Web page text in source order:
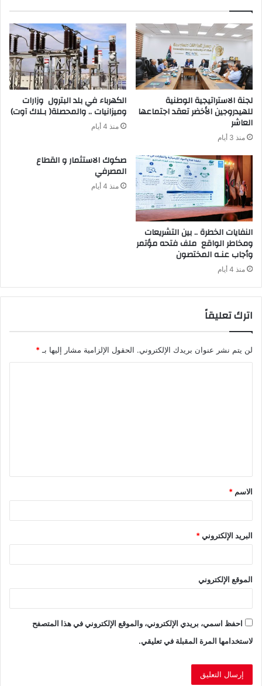
لجنة الاستراتيجية الوطنية
للهيدروجين الأخضر تعقد اجتماعها
العاشر
منذ 3 أيام
‬وميزانيات‭ .. ‬والمحصلة‭ )‬بـلاك‭ ‬آوت)
منذ 4 أيام
‬وأجاب‭ ‬عنـه‭ ‬المختصون
منذ 4 أيام
‬المصرفي‭ ‬
منذ 4 أيام
اترك تعليقاً
لن يتم نشر عنوان بريدك الإلكتروني. الحقول الإلزامية مشار إليها بـ *
ق
*
الاسم *
البريد الإلكتروني*
الموقع الإلكتروني
احفظ اسمي، بريدي الإلكتروني، والموقع الإلكتروني في هذا المتصفح
لاستخدامها المرة المقبلة في تعليقي.